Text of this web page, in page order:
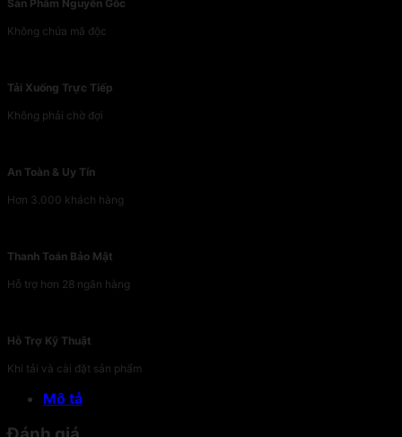
Sản Phẩm Nguyên Gốc
Không chứa mã độc
Tải Xuống Trực Tiếp
Không phải chờ đợi
An Toàn & Uy Tín
Hơn 3.000 khách hàng
Thanh Toán Bảo Mật
Hỗ trợ hơn 28 ngân hàng
Hỗ Trợ Kỹ Thuật
Khi tải và cài đặt sản phẩm
Mô tả